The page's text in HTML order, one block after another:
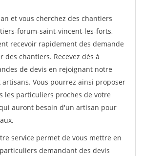
et vous cherchez des chantiers
forum-saint-vincent-les-forts,
recevoir rapidement des demande
des chantiers. Recevez dès à
de devis en rejoignant notre
artisans. Vous pourrez ainsi proposer
les particuliers proches de votre
auront besoin d'un artisan pour
service permet de vous mettre en
demandant des devis